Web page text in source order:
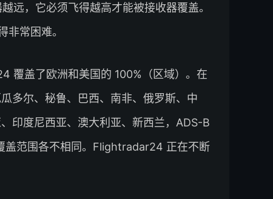
远，它必须飞得越高才能被接收器覆盖。
非常困难。
覆盖了欧洲和美国的 100%（区域）。在
多尔、秘鲁、巴西、南非、俄罗斯、中
印度尼西亚、澳大利亚、新西兰，ADS-B
盖范围各不相同。Flightradar24 正在不断